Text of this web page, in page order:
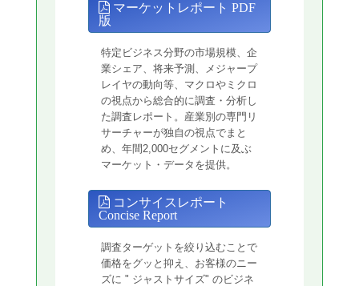
マーケットレポート PDF
版
特定ビジネス分野の市場規模、企
業シェア、将来予測、メジャープ
レイヤの動向等、マクロやミクロ
の視点から総合的に調査・分析し
た調査レポート。産業別の専門リ
サーチャーが独自の視点でまと
め、年間2,000セグメントに及ぶ
マーケット・データを提供。
コンサイスレポート
Concise Report
調査ターゲットを絞り込むことで
価格をグッと抑え、お客様のニー
ズに " ジャストサイズ" のビジネ